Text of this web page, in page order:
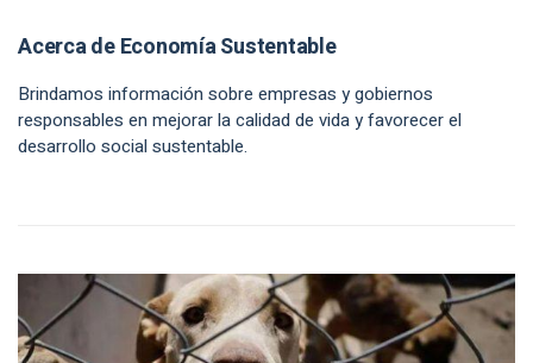
Acerca de Economía Sustentable
Brindamos información sobre empresas y gobiernos
responsables en mejorar la calidad de vida y favorecer el
desarrollo social sustentable.